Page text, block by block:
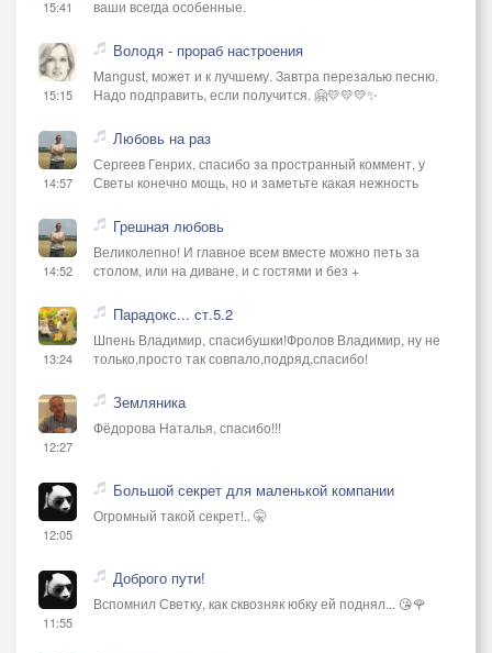
Война — осколок бытия,
Обрывок горького начала,
Клочок вселенной, пика жало,
Свинец горячий, горький дым.
Мы, как глупцы, войны хотим.
С лица земли навек стирает.
А мы хотим ее опять,
Хотим все время умирать,
Других швырять на эти копья.
Война закончится, и вот
Пустая, жалкая, слепая,
Когда живешь, совсем не зная,
Идти по этому пути
15:41
ваши всегда особенные.
15:15
Володя - прораб настроения
Mangust, может и к лучшему. Завтра перезалью песню.
Надо подправить, если получится. 🤗💛💛💛✨
14:57
Любовь на раз
Сергеев Генрих, спасибо за пространный коммент, у
Светы конечно мощь, но и заметьте какая нежность
14:52
Грешная любовь
Великолепно! И главное всем вместе можно петь за
столом, или на диване, и с гостями и без +
13:24
Парадокс... ст.5.2
Шпень Владимир, спасибушки!Фролов Владимир, ну не
только,просто так совпало,подряд,спасибо!
12:27
Земляника
Фёдорова Наталья, спасибо!!!
12:05
Большой секрет для маленькой компании
Огромный такой секрет!.. 🤫
11:55
Доброго пути!
Вспомнил Светку, как сквозняк юбку ей поднял... 😘🌹